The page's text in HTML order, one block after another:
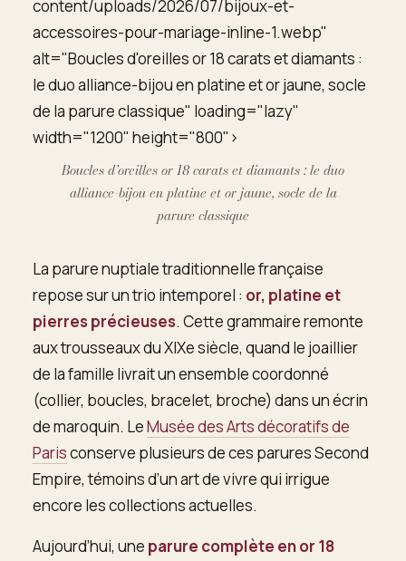
content/uploads/2026/07/bijoux-et-
accessoires-pour-mariage-inline-1.webp"
alt="Boucles d'oreilles or 18 carats et diamants :
le duo alliance-bijou en platine et or jaune, socle
de la parure classique" loading="lazy"
width="1200" height="800">
Boucles d’oreilles or 18 carats et diamants : le duo
alliance-bijou en platine et or jaune, socle de la
parure classique
La parure nuptiale traditionnelle française
repose sur un trio intemporel : or, platine et
pierres précieuses. Cette grammaire remonte
aux trousseaux du XIXe siècle, quand le joaillier
de la famille livrait un ensemble coordonné
(collier, boucles, bracelet, broche) dans un écrin
de maroquin. LeMusée des Arts décoratifs de
Parisconserve plusieurs de ces parures Second
Empire, témoins d’un art de vivre qui irrigue
encore les collections actuelles.
Aujourd’hui, une parure complète en or 18